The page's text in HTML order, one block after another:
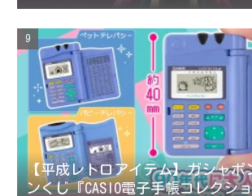
Figuarts mini 10月登場！
【平成レトロアイテム】ガシャポ
ンくじ『CASIO電子手帳コレクシ